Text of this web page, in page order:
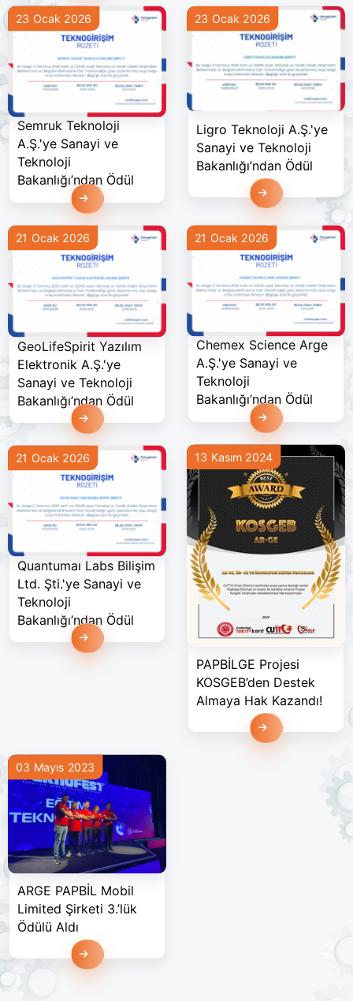
23 Ocak 2026
Semruk Teknoloji
A.Ş.'ye Sanayi ve
Teknoloji
Bakanlığı’ndan Ödül
Devamını Oku
23 Ocak 2026
Ligro Teknoloji A.Ş.'ye
Sanayi ve Teknoloji
Bakanlığı’ndan Ödül
Devamını Oku
21 Ocak 2026
GeoLifeSpirit Yazılım
Elektronik A.Ş.'ye
Sanayi ve Teknoloji
Bakanlığı’ndan Ödül
Devamını Oku
21 Ocak 2026
Chemex Science Arge
A.Ş.'ye Sanayi ve
Teknoloji
Bakanlığı’ndan Ödül
Devamını Oku
21 Ocak 2026
Quantumaı Labs Bilişim
Ltd. Şti.'ye Sanayi ve
Teknoloji
Bakanlığı’ndan Ödül
Devamını Oku
13 Kasım 2024
PAPBİLGE Projesi
KOSGEB’den Destek
Almaya Hak Kazandı!
Devamını Oku
03 Mayıs 2023
ARGE PAPBİL Mobil
Limited Şirketi 3.’lük
Ödülü Aldı
Devamını Oku